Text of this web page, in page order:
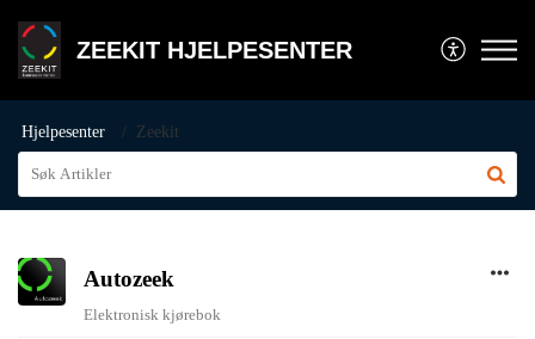
ZEEKIT HJELPESENTER
Hjelpesenter Zeekit
Autozeek
Elektronisk kjørebok